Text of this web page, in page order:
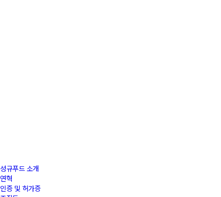
성규푸드 소개
연혁
인증 및 허가증